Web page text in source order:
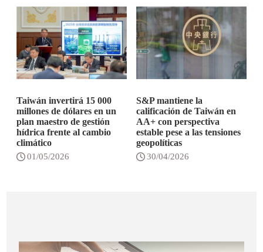
Taiwán invertirá 15 000
millones de dólares en un
plan maestro de gestión
hídrica frente al cambio
climático
01/05/2026
S&P mantiene la
calificación de Taiwán en
AA+ con perspectiva
estable pese a las tensiones
geopolíticas
30/04/2026